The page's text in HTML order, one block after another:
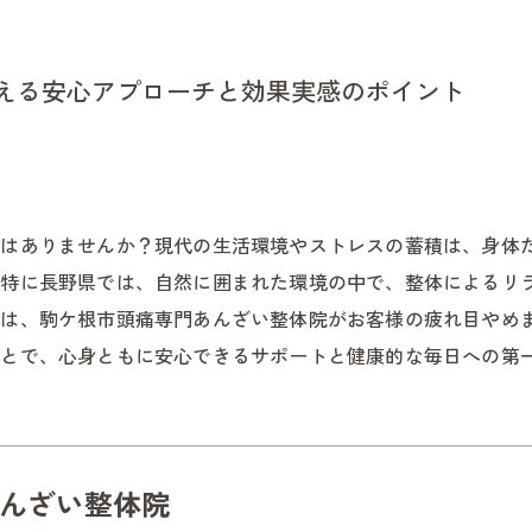
安心アプローチと効果実感のポイント
ありませんか？現代の生活環境やストレスの蓄積は、身
に長野県では、自然に囲まれた環境の中で、整体による
、駒ケ根市頭痛専門あんざい整体院がお客様の疲れ目や
で、心身ともに安心できるサポートと健康的な毎日への
ざい整体院